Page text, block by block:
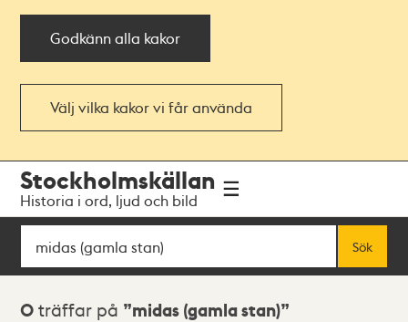
Godkänn alla kakor
Välj vilka kakor vi får använda
navigationen
huvudinnehållet
Stockholmskällan
Historia i ord, ljud och bild
Sök
Sök
Sökresultat
0 träffar på midas (gamla stan)